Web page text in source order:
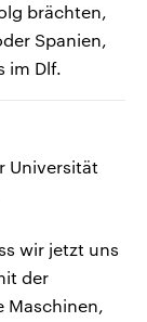
brächten,
Spanien,
im Dlf.
Universität
wir jetzt uns
der
Maschinen,